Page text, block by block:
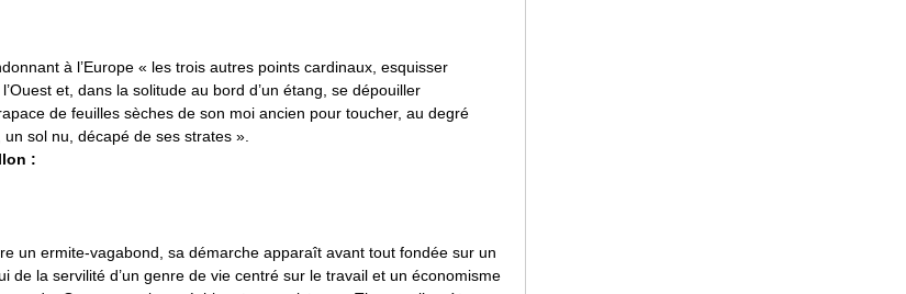
à l’Europe « les trois autres points cardinaux, esquisser
et, dans la solitude au bord d’un étang, se dépouiller
de feuilles sèches de son moi ancien pour toucher, au degré
sol nu, décapé de ses strates ».
:
un ermite-vagabond, sa démarche apparaît avant tout fondée sur un
de la servilité d’un genre de vie centré sur le travail et un économisme